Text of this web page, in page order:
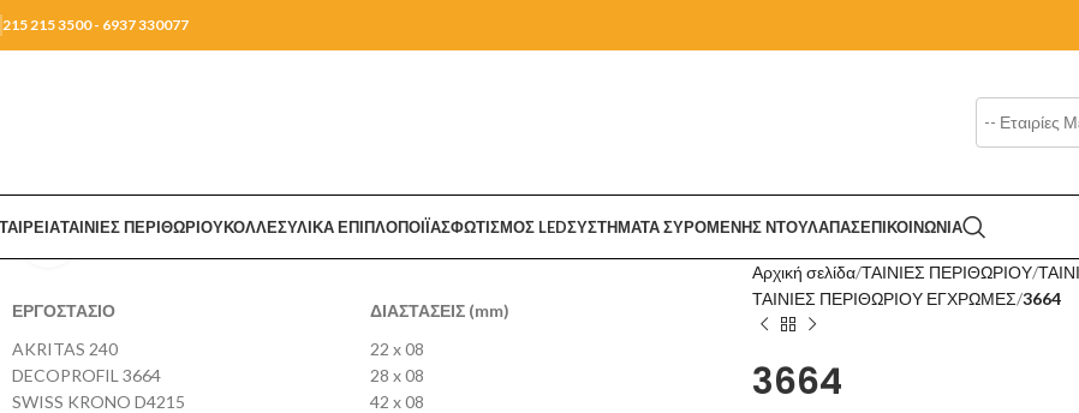
215 215 3500 - 6937 330077
ΤΑΙΝΙΕΣ ΠΕΡΙΘΩΡΙΟΥΚΟΛΛΕΣΥΛΙΚΑ ΕΠΙΠΛΟΠΟΙΪΑΣΦΩΤΙΣΜΟΣ LEDΣΥΣΤΗΜΑΤΑ ΣΥΡΟΜΕΝΗΣ ΝΤΟΥΛΑΠΑΣΕΠΙΚΟΙΝΩΝΙΑ
Click to enlarge
ΕΡΓΟΣΤΑΣΙΟ
AKRITAS 240
DECOPROFIL 3664
SWISS KRONO D4215
ΔΙΑΣΤΑΣΕΙΣ (mm)
22 x 08
28 x 08
42 x 08
Αρχική σελίδα ΤΑΙΝΙΕΣ ΠΕΡΙΘΩΡΙΟΥ
ΤΑΙΝΙΕΣ ΠΕΡΙΘΩΡΙΟΥ ΕΓΧΡΩΜΕΣ 3664
3664